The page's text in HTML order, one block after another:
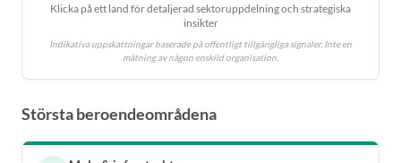
Klicka på ett land för detaljerad sektoruppdelning och strategiska
insikter
Indikativa uppskattningar baserade på offentligt tillgängliga signaler. Inte en
mätning av någon enskild organisation.
Största beroendeområdena